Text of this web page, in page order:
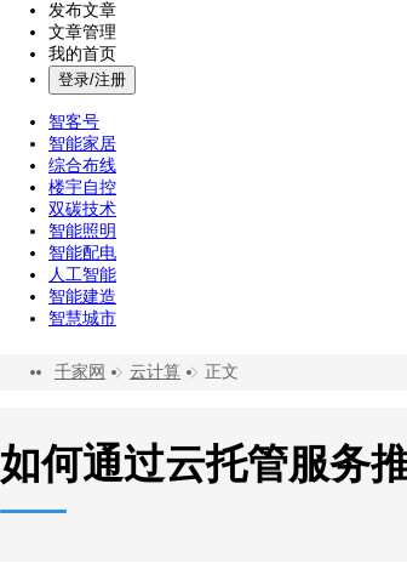
发布文章
文章管理
我的首页
登录/注册
智客号
智能家居
综合布线
楼宇自控
双碳技术
智能照明
智能配电
人工智能
智能建造
智慧城市
千家网 云计算 正文
如何通过云托管服务